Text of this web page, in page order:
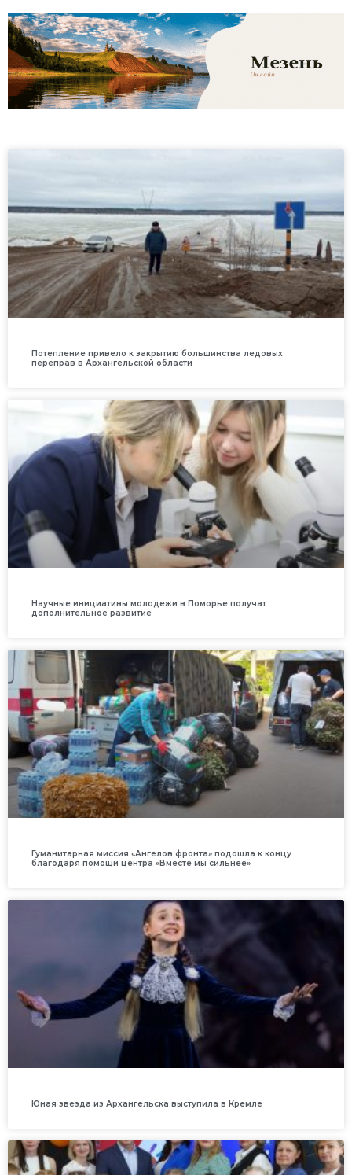
Потепление привело к закрытию большинства ледовых
переправ в Архангельской области
Научные инициативы молодежи в Поморье получат
дополнительное развитие
Гуманитарная миссия «Ангелов фронта» подошла к концу
благодаря помощи центра «Вместе мы сильнее»
Юная звезда из Архангельска выступила в Кремле